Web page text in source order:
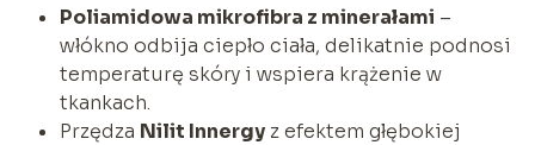
Poliamidowa mikrofibra z minerałami –
włókno odbija ciepło ciała, delikatnie podnosi
temperaturę skóry i wspiera krążenie w
tkankach.
Przędza Nilit Innergyz efektem głębokiej